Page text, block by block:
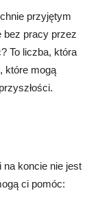
przyjętym
bez pracy przez
To liczba, która
które mogą
na koncie nie jest
ci pomóc: